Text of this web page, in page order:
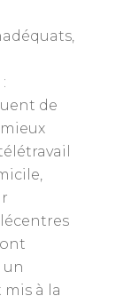
de
un
à la